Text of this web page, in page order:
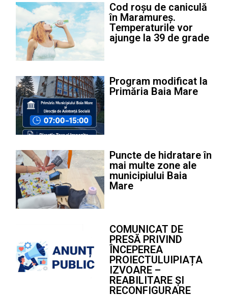
Cod roșu de caniculă
în Maramureș.
Temperaturile vor
ajunge la 39 de grade
Program modificat la
Primăria Baia Mare
Puncte de hidratare în
mai multe zone ale
municipiului Baia
Mare
COMUNICAT DE
PRESĂ PRIVIND
ÎNCEPEREA
PROIECTULUIPIAȚA
IZVOARE –
REABILITARE ȘI
RECONFIGURARE